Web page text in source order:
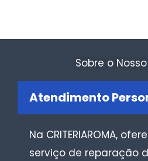
Sobre o
Atendimento
Na CRITERIAROMA,
serviço de reparação